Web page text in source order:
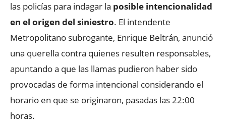
las policías para indagar la posible intencionalidad
en el origen del siniestro. El intendente
Metropolitano subrogante, Enrique Beltrán, anunció
una querella contra quienes resulten responsables,
apuntando a que las llamas pudieron haber sido
provocadas de forma intencional considerando el
horario en que se originaron, pasadas las 22:00
horas.